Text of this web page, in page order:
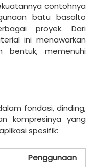
contohnya
batu basalto
proyek. Dari
ini menawarkan
bentuk, memenuhi
fondasi, dinding,
kompresinya yang
spesifik:
Penggunaan